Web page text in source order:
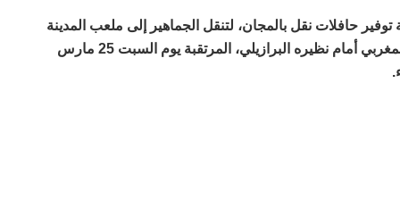
حافلات نقل بالمجان، لتنقل الجماهير إلى ملعب المدينة
الكبير، لحضور مباراة المنتخب الوطني المغربي أمام نظيره البرازيلي، المرتقبة يوم السبت 25 مارس